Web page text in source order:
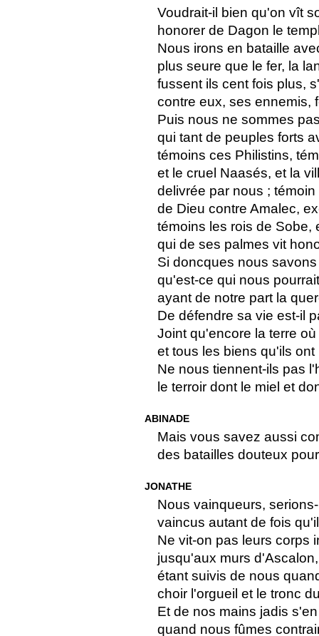
Voudrait-il bien qu'on vît
honorer de Dagon le
Nous irons en bataille
plus seure que le fer, la
fussent ils cent fois plus,
contre eux, ses ennemis,
Puis nous ne sommes
qui tant de peuples forts
témoins ces Philistins,
et le cruel Naasés, et la
delivrée par nous ;
de Dieu contre Amalec,
témoins les rois de Sobe,
qui de ses palmes vit
Si doncques nous
qu'est-ce qui nous
ayant de notre part la
De défendre sa vie est-il
Joint qu'encore la terre
et tous les biens qu'ils
Ne nous tiennent-ils pas
le terroir dont le miel et
ABINADE
Mais vous savez aussi
des batailles douteux
JONATHE
Nous vainqueurs,
vaincus autant de fois
Ne vit-on pas leurs corps
jusqu'aux murs
étant suivis de nous
choir l'orgueil et le tronc
Et de nos mains jadis
quand nous fûmes